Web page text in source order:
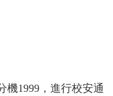
機1999，進行校安通